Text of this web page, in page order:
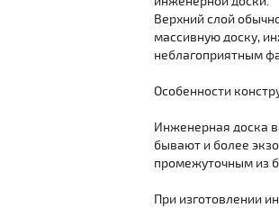
Верхний слой
массивную доску,
неблагоприятным
Особенности
Инженерная доска
бывают и более
промежуточным из
При изготовлении